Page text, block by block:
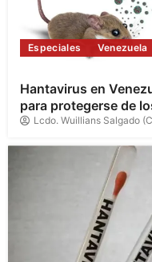
Especiales Venezuela
Hantavirus en
para protegerse de
Lcdo. Wuillians Salgado